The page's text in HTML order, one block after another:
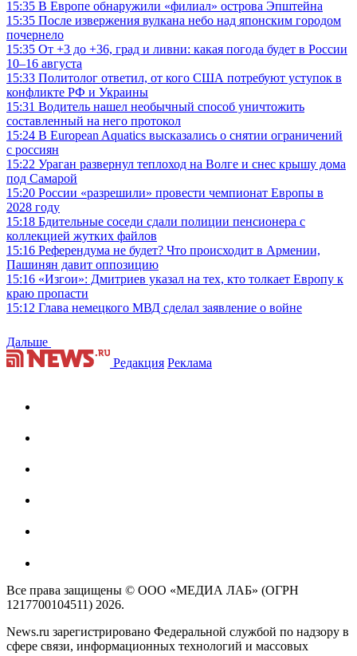
15:35 В Европе обнаружили «филиал» острова Эпштейна
15:35 После извержения вулкана небо над японским городом
почернело
15:35 От +3 до +36, град и ливни: какая погода будет в России
10–16 августа
15:33 Политолог ответил, от кого США потребуют уступок в
конфликте РФ и Украины
15:31 Водитель нашел необычный способ уничтожить
составленный на него протокол
15:24 В European Aquatics высказались о снятии ограничений
с россиян
15:22 Ураган развернул теплоход на Волге и снес крышу дома
под Самарой
15:20 России «разрешили» провести чемпионат Европы в
2028 году
15:18 Бдительные соседи сдали полиции пенсионера с
коллекцией жутких файлов
15:16 Референдума не будет? Что происходит в Армении,
Пашинян давит оппозицию
15:16 «Изгои»: Дмитриев указал на тех, кто толкает Европу к
краю пропасти
15:12 Глава немецкого МВД сделал заявление о войне
Дальше
Редакция Реклама
Все права защищены © ООО «МЕДИА ЛАБ» (ОГРН
1217700104511) 2026.
News.ru зарегистрировано Федеральной службой по надзору в
сфере связи, информационных технологий и массовых